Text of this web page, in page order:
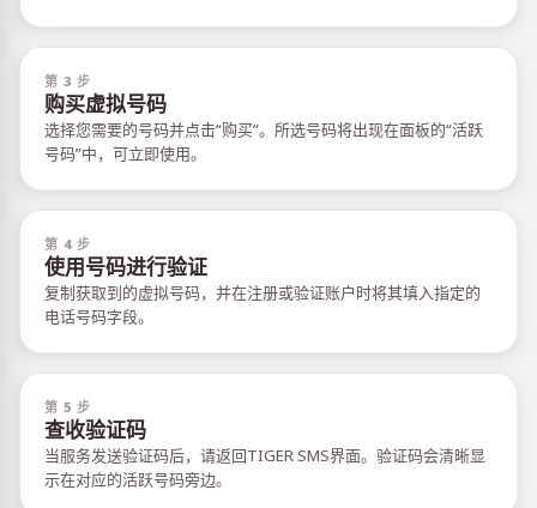
第 3 步
购买虚拟号码
选择您需要的号码并点击“购买”。所选号码将出现在面板的“活跃
号码”中，可立即使用。
第 4 步
使用号码进行验证
复制获取到的虚拟号码，并在注册或验证账户时将其填入指定的
电话号码字段。
第 5 步
查收验证码
当服务发送验证码后，请返回TIGER SMS界面。验证码会清晰显
示在对应的活跃号码旁边。